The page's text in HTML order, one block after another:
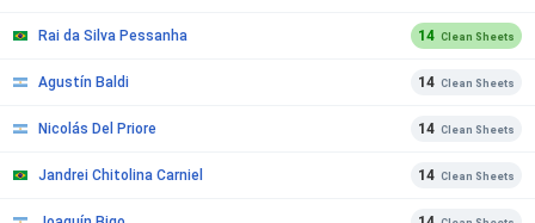
Rai da Silva Pessanha 14 Clean Sheets
Agustín Baldi 14 Clean Sheets
Nicolás Del Priore 14 Clean Sheets
Jandrei Chitolina Carniel 14 Clean Sheets